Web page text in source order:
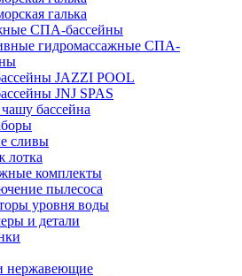
галька
СПА-бассейны
гидромассажные СПА-
JAZZI POOL
JNJ SPAS
бассейна
сливы
лотка
комплекты
пылесоса
уровня воды
и детали
нержавеющие